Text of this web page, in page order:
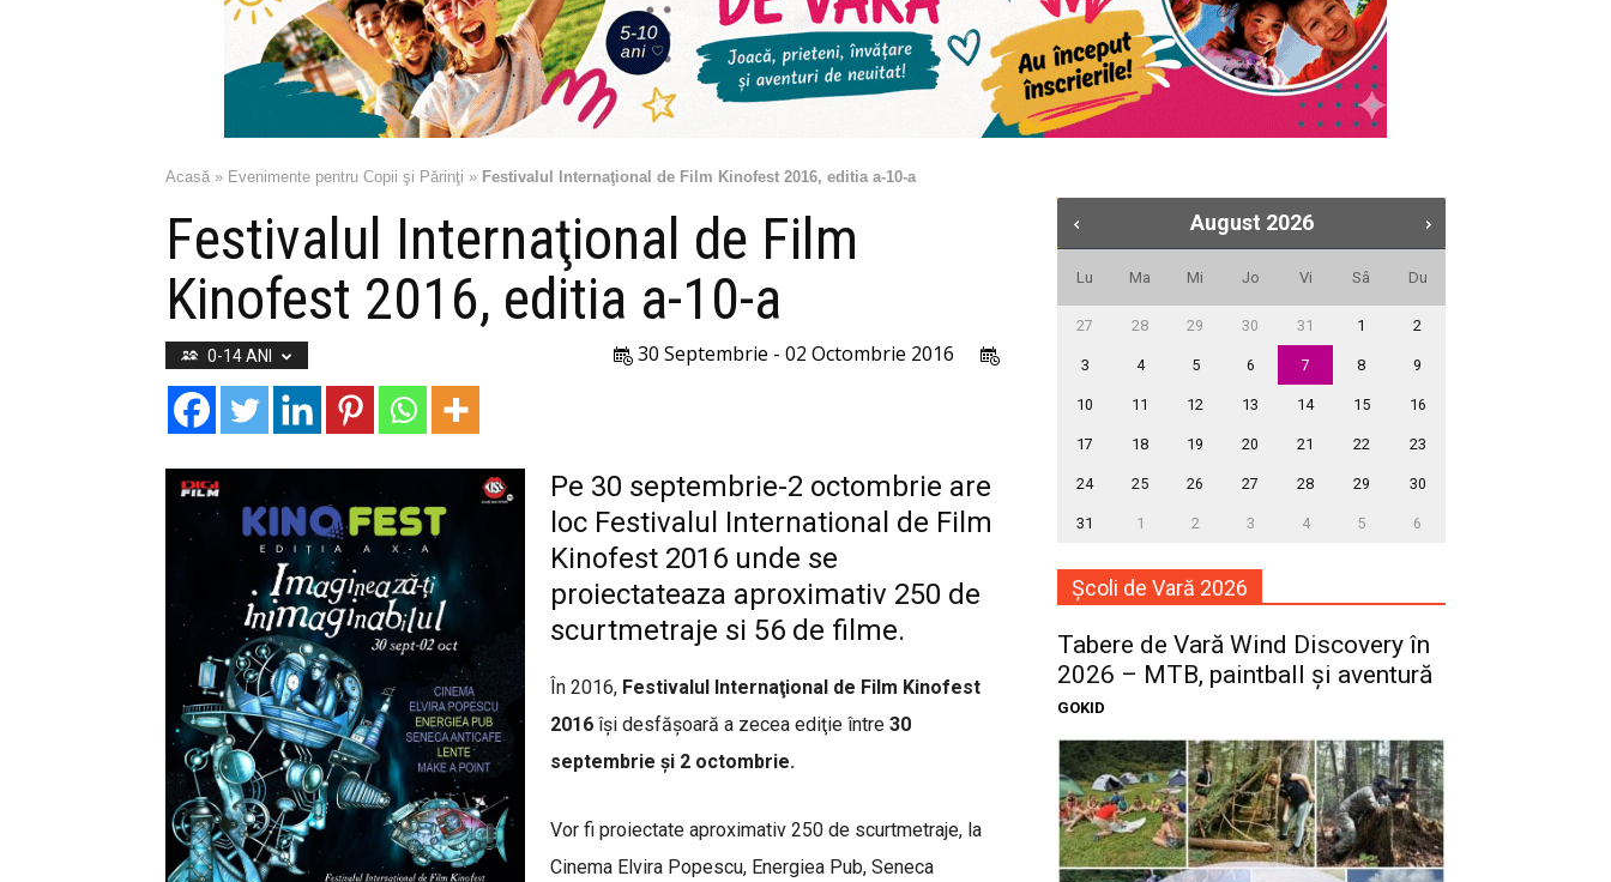
Acasă » Evenimente pentru Copii şi Părinţi » Festivalul Internaţional de Film Kinofest 2016, editia a-10-a
Festivalul Internaţional de Film
Kinofest 2016, editia a-10-a
0-14 ANI 30 Septembrie - 02 Octombrie 2016
Pe 30 septembrie-2 octombrie are
loc Festivalul International de Film
Kinofest 2016 unde se
proiectateaza aproximativ 250 de
scurtmetraje si 56 de filme.
În 2016, Festivalul Internaţional de Film Kinofest
2016 îşi desfăşoară a zecea ediţie între 30
septembrie şi 2 octombrie.
Vor fi proiectate aproximativ 250 de scurtmetraje, la
Cinema Elvira Popescu, Energiea Pub, Seneca
August 2026
Lu Ma Mi Jo Vi Sâ Du
27 28 29 30 31 1 2
3 4 5 6 7 8 9
10 11 12 13 14 15 16
17 18 19 20 21 22 23
24 25 26 27 28 29 30
31 1 2 3 4 5 6
Școli de Vară 2026
Tabere de Vară Wind Discovery în
2026 – MTB, paintball și aventură
GOKID